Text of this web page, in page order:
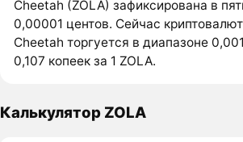
Cheetah (ZOLA) зафиксирована в
0,00001 центов. Сейчас
Cheetah торгуется в диапазоне
0,107 копеек за 1 ZOLA.
Калькулятор ZOLA